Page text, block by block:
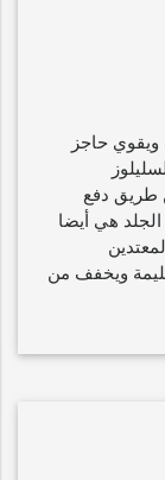
ويقوي حاجز
طريق دفع
هي أيضا
ويخفف من